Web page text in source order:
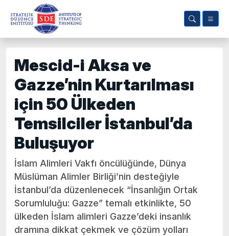
Mescid-i Aksa ve
Gazze’nin Kurtarılması
için 50 Ülkeden
Temsilciler İstanbul’da
Buluşuyor
İslam Alimleri Vakfı öncülüğünde, Dünya
Müslüman Alimler Birliği’nin desteğiyle
İstanbul’da düzenlenecek “İnsanlığın Ortak
Sorumluluğu: Gazze” temalı etkinlikte, 50
ülkeden İslam alimleri Gazze’deki insanlık
dramına dikkat çekmek ve çözüm yolları